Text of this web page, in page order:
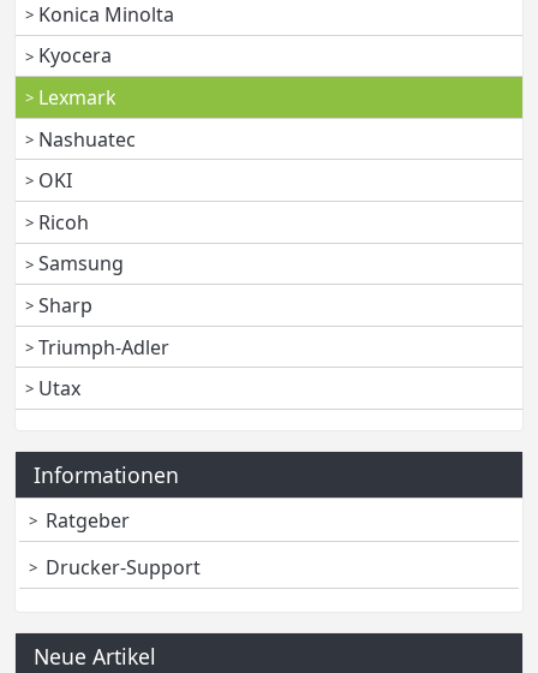
Konica Minolta
Kyocera
Lexmark
Nashuatec
OKI
Ricoh
Samsung
Sharp
Triumph-Adler
Utax
Informationen
Ratgeber
Drucker-Support
Neue Artikel